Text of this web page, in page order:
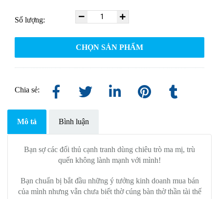
Số lượng:
CHỌN SẢN PHẨM
Chia sẻ:
Mô tả Bình luận
Bạn sợ các đối thủ cạnh tranh dùng chiêu trò ma mị, trù
quến không lành mạnh với mình!
Bạn chuẩn bị bắt đầu những ý tưởng kinh doanh mua bán
của mình nhưng vẫn chưa biết thờ cúng bàn thờ thần tài thế